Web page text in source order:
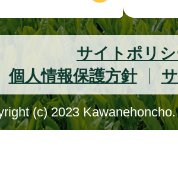
サイトポリ
個人情報保護方針
(c) 2023